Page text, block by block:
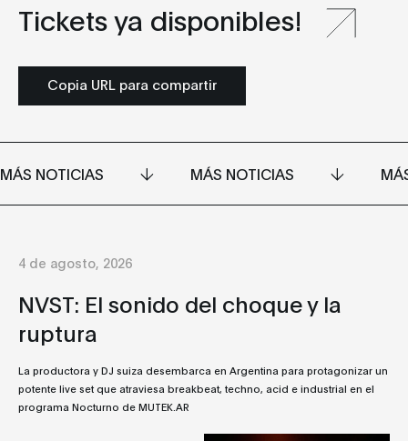
Tickets ya disponibles!
Copia URL para compartir
MÁS NOTICIAS MÁS NOTICIAS
4 de agosto, 2026
NVST: El sonido del choque y la
ruptura
La productora y DJ suiza desembarca en Argentina para protagonizar un
potente live set que atraviesa breakbeat, techno, acid e industrial en el
programa Nocturno de MUTEK.AR